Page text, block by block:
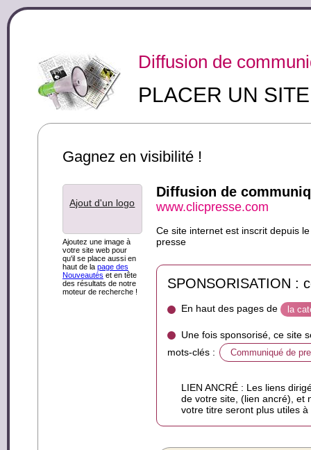
Diffusion de
PLACER UN
Gagnez en visibilité !
Ajout d'un logo
Ajoutez une image à
votre site web pour
qu'il se place aussi en
haut de la page des
Nouveautés et en tête
des résultats de notre
moteur de recherche !
Diffusion de
www.clicpresse.com
Ce site internet est inscrit depuis
presse
SPONSORISATION :
En haut des pages de la
Une fois sponsorisé, ce site
mots-clés :
Communiqué de
LIEN ANCRÉ : Les liens
de votre site, (lien ancré), et
votre titre seront plus utiles